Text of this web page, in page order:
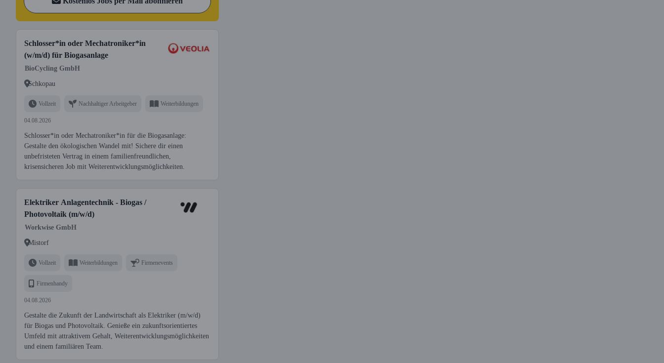
Schlosser*in oder Mechatroniker*in
(w/m/d) für Biogasanlage
BioCycling GmbH
Schkopau
Vollzeit Nachhaltiger Arbeitgeber Weiterbildungen
04.08.2026
Schlosser*in oder Mechatroniker*in für die Biogasanlage:
Gestalte den ökologischen Wandel mit! Sichere dir einen
unbefristeten Vertrag in einem familienfreundlichen,
krisensicheren Job mit Weiterentwicklungsmöglichkeiten.
Elektriker Anlagentechnik - Biogas /
Photovoltaik (m/w/d)
Workwise GmbH
Mistorf
Vollzeit Weiterbildungen Firmenevents
Firmenhandy
04.08.2026
Gestalte die Zukunft der Landwirtschaft als Elektriker (m/w/d)
für Biogas und Photovoltaik. Genieße ein zukunftsorientiertes
Umfeld mit attraktivem Gehalt, Weiterentwicklungsmöglichkeiten
und einem familiären Team.